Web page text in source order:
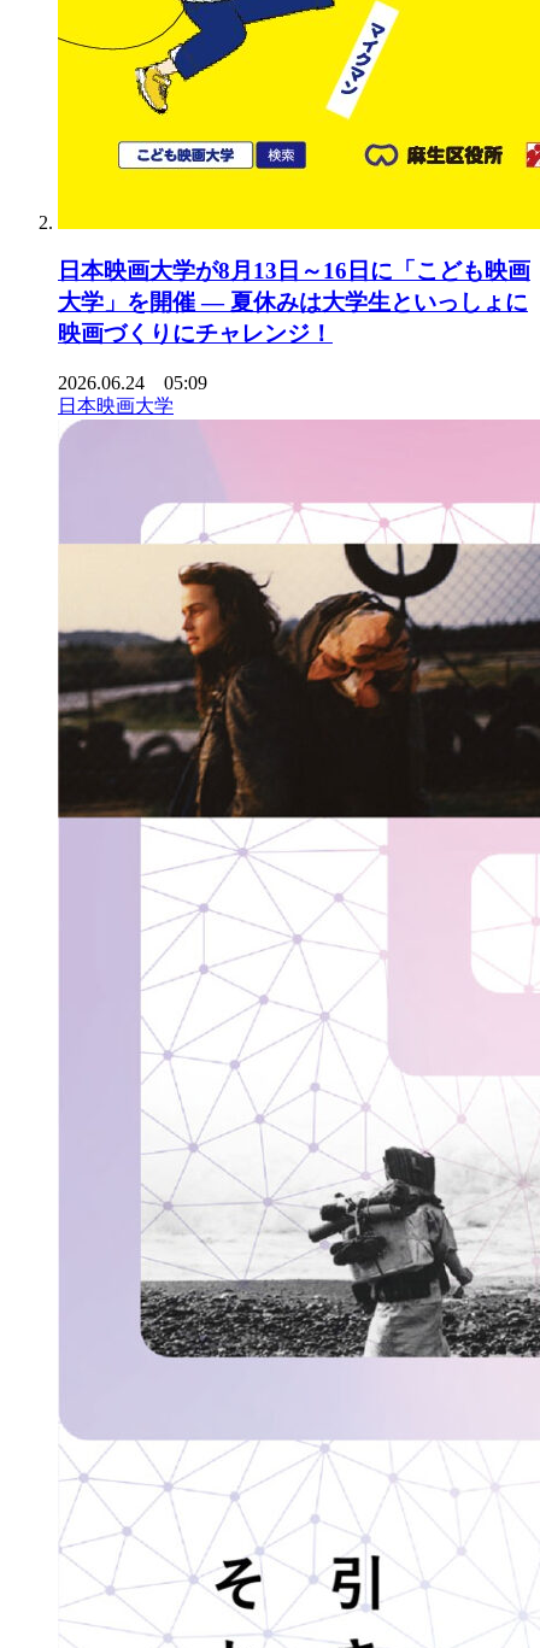
日本映画大学が8月13日～16日に「こども映画
大学」を開催 ― 夏休みは大学生といっしょに
映画づくりにチャレンジ！
2026.06.24 05:09
日本映画大学